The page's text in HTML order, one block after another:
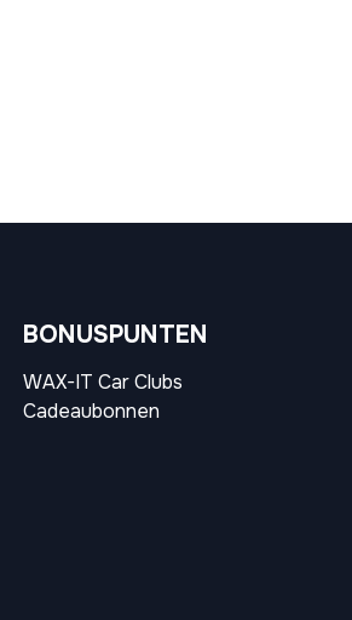
BONUSPUNTEN
WAX-IT Car Clubs
Cadeaubonnen